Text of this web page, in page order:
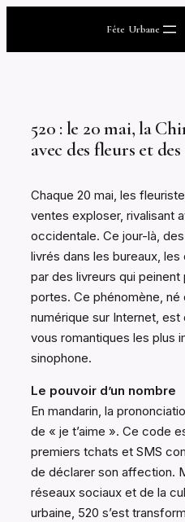
content
Fête Urbane
520 : le 20 mai, la
avec des fleurs et
Chaque 20 mai, les
ventes exploser, rivalisant
occidentale. Ce jour-là,
livrés dans les bureaux,
par des livreurs qui
portes. Ce phénomène, né
numérique sur Internet, est
vous romantiques les plus
sinophone.
Le pouvoir d’un nombre
En mandarin, la
de « je t’aime ». Ce code
premiers tchats et SMS
de déclarer son affection.
réseaux sociaux et de la
urbaine, 520 s’est